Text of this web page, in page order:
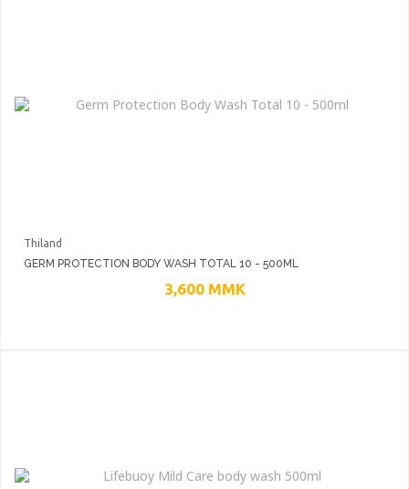
Thiland
GERM PROTECTION BODY WASH TOTAL 10 - 500ML
3,600 MMK